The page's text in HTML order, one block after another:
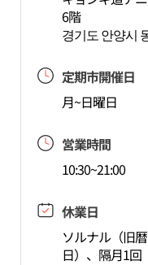
6階
경기도 안양시
定期市開催日
月~日曜日
営業時間
10:30~21:00
休業日
ソルナル（旧
日）、隔月1回